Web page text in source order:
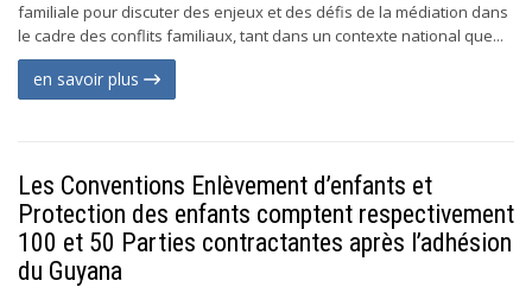
familiale pour discuter des enjeux et des défis de la médiation dans
le cadre des conflits familiaux, tant dans un contexte national que...
en savoir plus
Les Conventions Enlèvement d’enfants et
Protection des enfants comptent respectivement
100 et 50 Parties contractantes après l’adhésion
du Guyana